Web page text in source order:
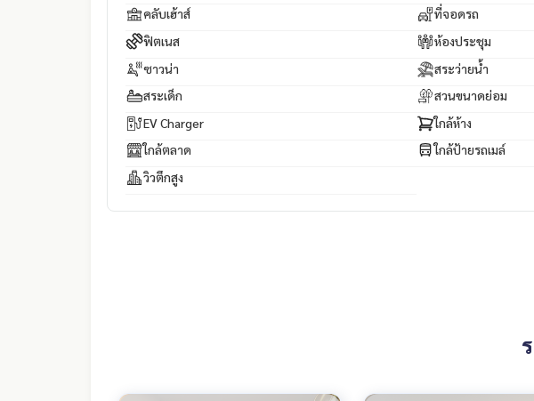
คลับเฮ้าส์
ที่จอดรถ
ฟิตเนส
ห้องประชุม
ซาวน่า
สระว่ายน้ำ
สระเด็ก
สวนขนาดย่อม
EV Charger
ใกล้ห้าง
ใกล้ตลาด
ใกล้ป้ายรถเมล์
วิวตึกสูง